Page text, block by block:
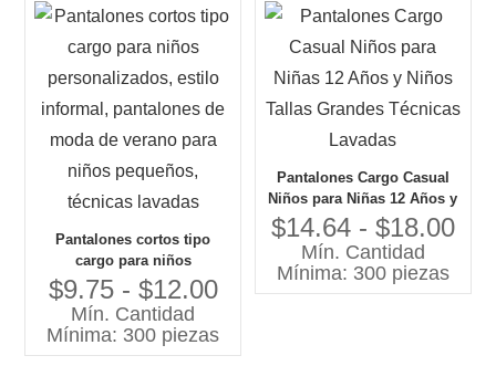
Pantalones cortos tipo
cargo para niños
personalizados, estilo
informal, pantalones de
moda de verano para niños
pequeños, técnicas lavadas
$9.75 - $12.00
Mín. Cantidad
Mínima: 300 piezas
Pantalones Cargo Casual
Niños para Niñas 12 Años y
Niños Tallas Grandes
Técnicas Lavadas
$14.64 - $18.00
Mín. Cantidad
Mínima: 300 piezas